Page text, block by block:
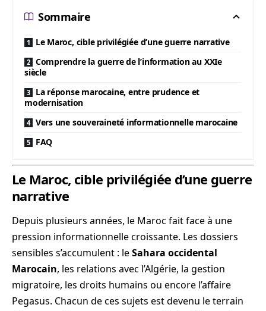
Sommaire
Le Maroc, cible privilégiée d’une guerre narrative
Comprendre la guerre de l’information au XXIe
siècle
La réponse marocaine, entre prudence et
modernisation
Vers une souveraineté informationnelle marocaine
FAQ
Le Maroc, cible privilégiée d’une guerre
narrative
Depuis plusieurs années, le Maroc fait face à une
pression informationnelle croissante. Les dossiers
sensibles s’accumulent : leSahara occidental
Marocain, les relations avec l’Algérie, la gestion
migratoire, les droits humains ou encore l’affaire
Pegasus. Chacun de ces sujets est devenu le terrain